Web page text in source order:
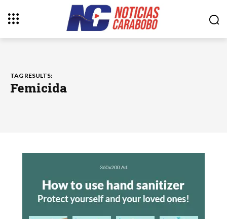
TAG RESULTS:
Femicida